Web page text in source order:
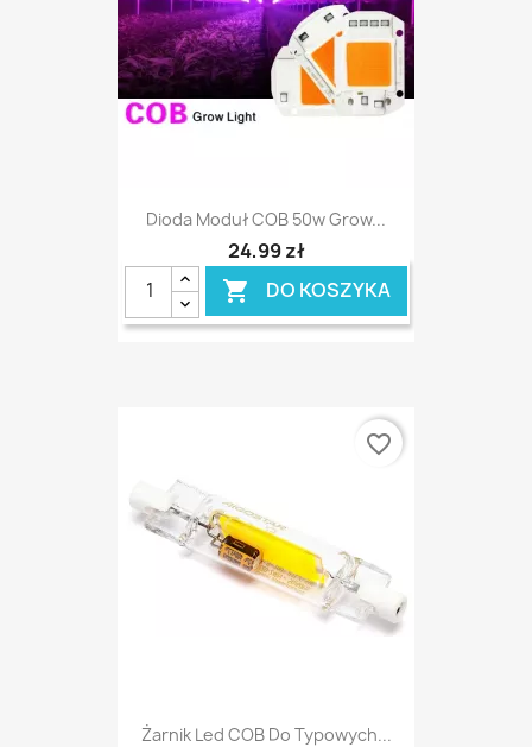
Dioda Moduł COB 50w Grow...
24,99 zł
 DO KOSZYKA
Żarnik Led COB Do Typowych...
favorite_border